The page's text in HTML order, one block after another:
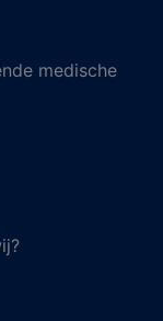
medische